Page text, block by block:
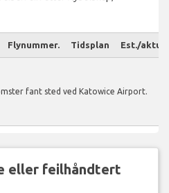
Flynummer. Tidsplan Est./
fant sted ved Katowice Airport.
eller feilhåndtert